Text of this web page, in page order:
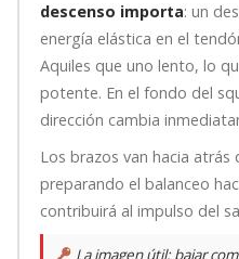
descenso importa: un
energía elástica en el
Aquiles que uno lento, lo
potente. En el fondo del
dirección cambia
Los brazos van hacia atrás
preparando el balanceo
contribuirá al impulso del
La imagen útil: bajar